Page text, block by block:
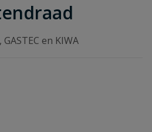
en KIWA